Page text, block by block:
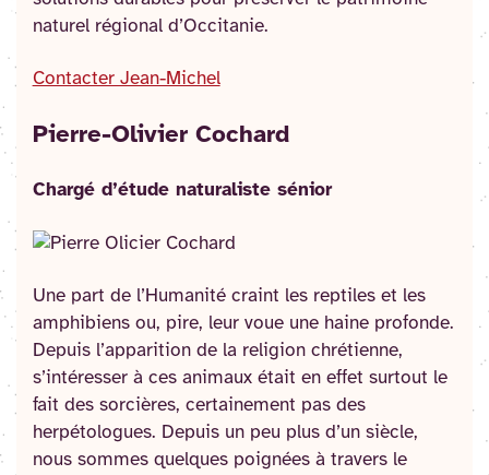
naturel régional d’Occitanie.
Contacter Jean-Michel
Pierre-Olivier Cochard
Chargé d’étude naturaliste sénior
Une part de l’Humanité craint les reptiles et les
amphibiens ou, pire, leur voue une haine profonde.
Depuis l’apparition de la religion chrétienne,
s’intéresser à ces animaux était en effet surtout le
fait des sorcières, certainement pas des
herpétologues. Depuis un peu plus d’un siècle,
nous sommes quelques poignées à travers le